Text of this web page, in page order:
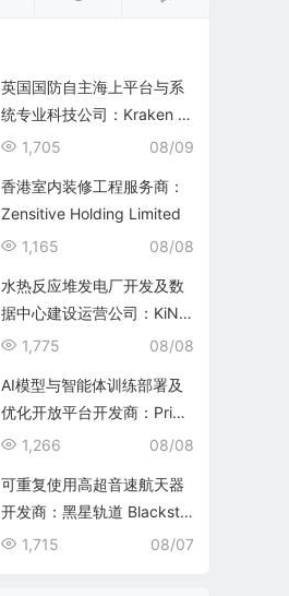
英国国防自主海上平台与系
统专业科技公司：Kraken T
echnology Group
08/09
1,705
香港室内装修工程服务商：
Zensitive Holding Limited
08/08
1,165
水热反应堆发电厂开发及数
据中心建设运营公司：KiNR
G, Inc.
08/08
1,775
AI模型与智能体训练部署及
优化开放平台开发商：Prim
e Intellect, Inc.
08/08
1,266
可重复使用高超音速航天器
开发商：黑星轨道 Blacksta
r Orbital Corporation
08/07
1,715